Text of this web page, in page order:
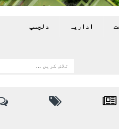
اداريہ دلچسپ